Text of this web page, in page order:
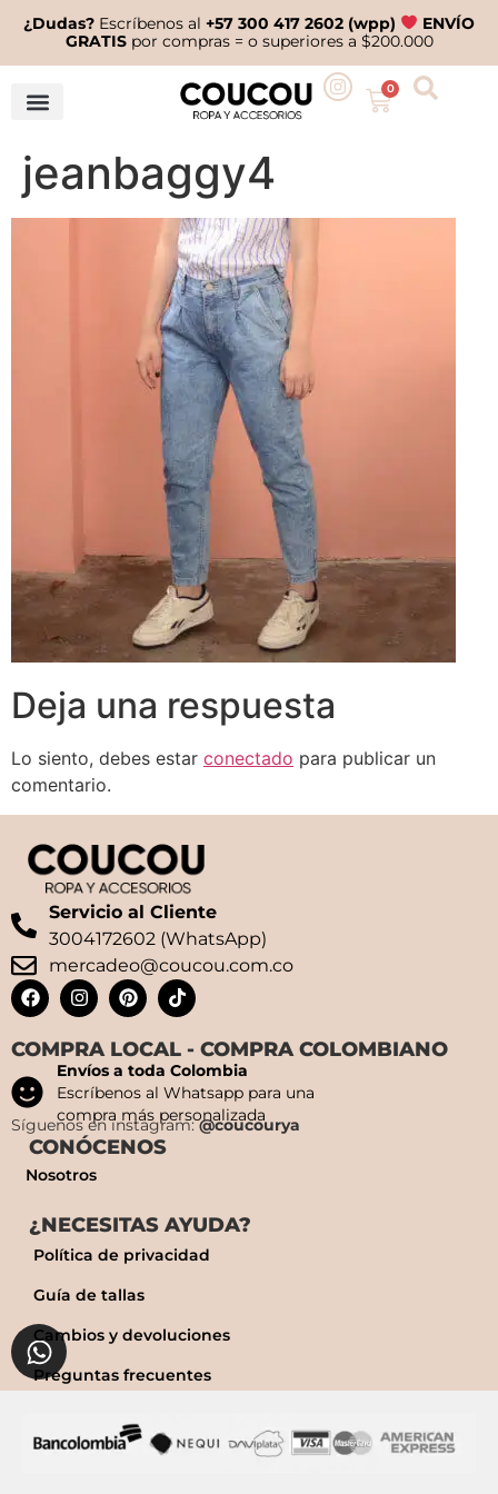
¿Dudas? Escríbenos al+57 300 417 2602 (wpp)
ENVÍO
GRATISpor compras = o superiores a $200.000
0
jeanbaggy4
Deja una respuesta
Lo siento, debes estar conectado para publicar un
comentario.
Servicio al Cliente
3004172602 (WhatsApp)
mercadeo@coucou.com.co
COMPRA LOCAL - COMPRA COLOMBIANO
Envíos a toda Colombia
Escríbenos al Whatsapp para una
compra más personalizada
Síguenos en instagram:@coucourya
CONÓCENOS
Nosotros
¿NECESITAS AYUDA?
Política de privacidad
Guía de tallas
Cambios y devoluciones
Preguntas frecuentes